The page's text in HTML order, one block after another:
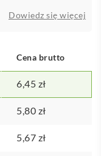
Dowiedz się więcej
Cena brutto
6,45 zł
5,80 zł
5,67 zł